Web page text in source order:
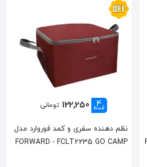
4
قسط 122,250 تومانی
نظم دهنده سفری و کمد فوروارد مدل
FORWARD - FCLT2235 GO CAMP